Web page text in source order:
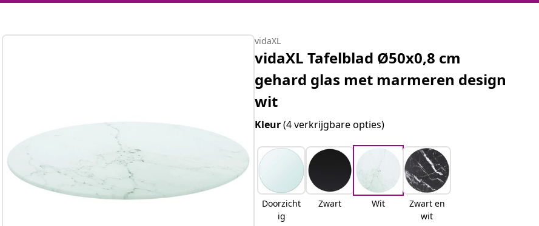
vidaXL
vidaXL Tafelblad Ø50x0,8 cm
gehard glas met marmeren design
wit
Kleur(4 verkrijgbare opties)
Doorzicht
ig
Zwart Wit
Zwart en
wit